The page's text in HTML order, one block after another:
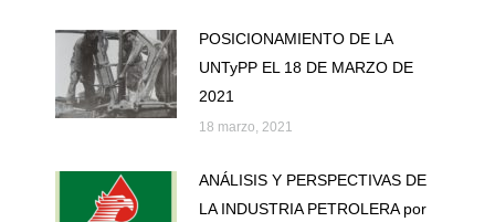
POSICIONAMIENTO DE LA
UNTyPP EL 18 DE MARZO DE
2021
18 marzo, 2021
ANÁLISIS Y PERSPECTIVAS DE
LA INDUSTRIA PETROLERA por